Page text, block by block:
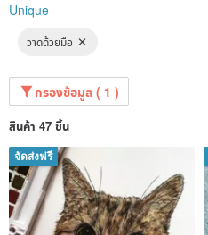
Unique
วาดด้วยมือ
กรองข้อมูล ( 1 )
สินค้า 47 ชิ้น
จัดส่งฟรี